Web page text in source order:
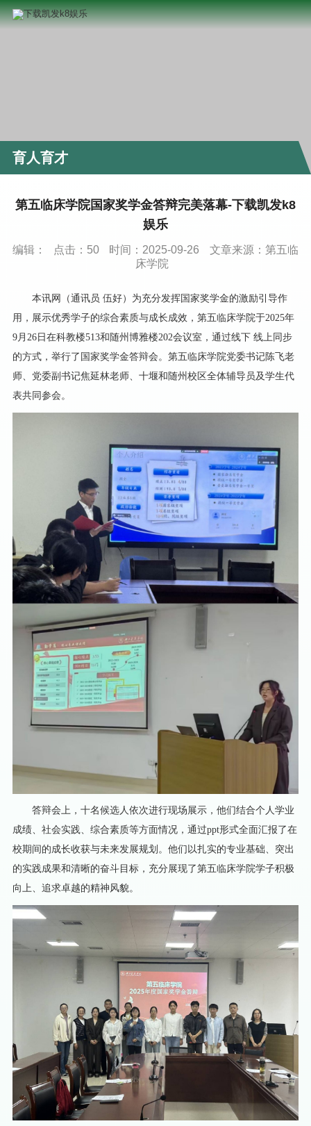
育人育才
第五临床学院国家奖学金答辩完美落幕-下载凯发k8
娱乐
编辑： 点击： 50 时间：2025-09-26
文章来源：第五临
床学院
本讯网（通讯员 伍好）为充分发挥国家奖学金的激励引导作
用，展示优秀学子的综合素质与成长成效，第五临床学院于2025年
9月26日在科教楼513和随州博雅楼202会议室，通过线下 线上同步
的方式，举行了国家奖学金答辩会。第五临床学院党委书记陈飞老
师、党委副书记焦延林老师、十堰和随州校区全体辅导员及学生代
表共同参会。
答辩会上，十名候选人依次进行现场展示，他们结合个人学业
成绩、社会实践、综合素质等方面情况，通过ppt形式全面汇报了在
校期间的成长收获与未来发展规划。他们以扎实的专业基础、突出
的实践成果和清晰的奋斗目标，充分展现了第五临床学院学子积极
向上、追求卓越的精神风貌。